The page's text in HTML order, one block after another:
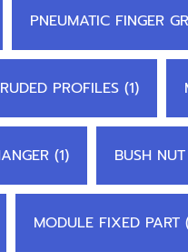
PNEUMATIC FINGER
PROFILES (1)
(1) BUSH
MODULE FIXED PART